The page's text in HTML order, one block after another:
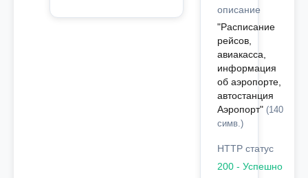
описание
"Расписание
рейсов,
авиакасса,
информация
об аэропорте,
автостанция
Аэропорт" (140
симв.)
HTTP статус
200 - Успешно